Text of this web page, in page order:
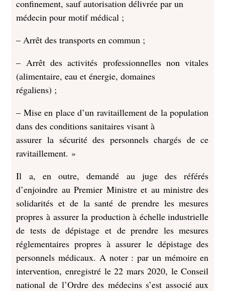
confinement, sauf autorisation délivrée par un
médecin pour motif médical ;
– Arrêt des transports en commun ;
– Arrêt des activités professionnelles non vitales
(alimentaire, eau et énergie, domaines
régaliens) ;
– Mise en place d’un ravitaillement de la population
dans des conditions sanitaires visant à
assurer la sécurité des personnels chargés de ce
ravitaillement. »
Il a, en outre, demandé au juge des référés
d’enjoindre au Premier Ministre et au ministre des
solidarités et de la santé de prendre les mesures
propres à assurer la production à échelle industrielle
de tests de dépistage et de prendre les mesures
réglementaires propres à assurer le dépistage des
personnels médicaux. A noter : par un mémoire en
intervention, enregistré le 22 mars 2020, le Conseil
national de l’Ordre des médecins s’est associé aux